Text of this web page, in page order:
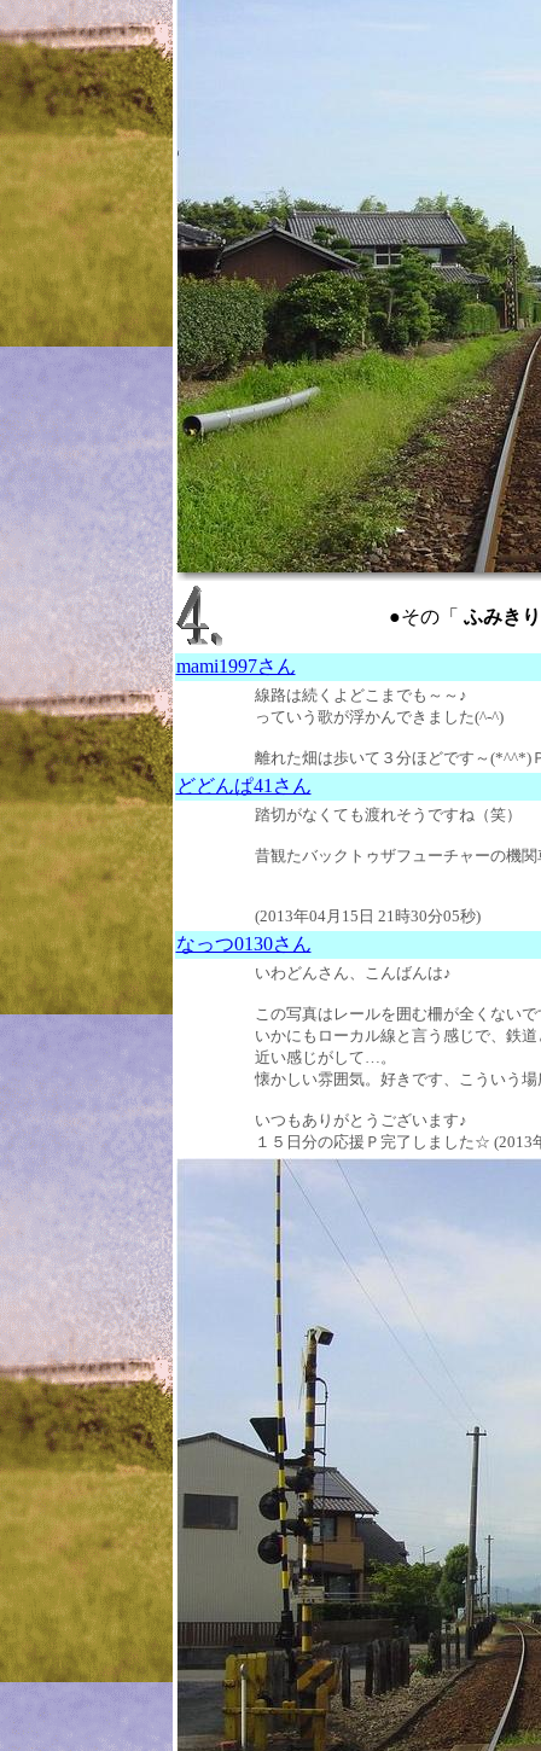
●その「 ふみき
mami1997さん
線路は続くよどこまでも～～♪
っていう歌が浮かんできました(^-^)
離れた畑は歩いて３分ほどです～(*^^*)
どどんぱ41さん
踏切がなくても渡れそうですね（笑）
昔観たバックトゥザフューチャーの機
(2013年04月15日 21時30分05秒)
なっつ0130さん
いわどんさん、こんばんは♪
この写真はレールを囲む柵が全くないで
いかにもローカル線と言う感じで、鉄
近い感じがして…。
懐かしい雰囲気。好きです、こういう場
いつもありがとうございます♪
１５日分の応援Ｐ完了しました☆ (2013